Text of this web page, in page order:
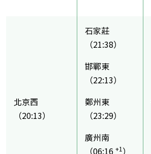
北京西
（20:13）
石家莊
（21:38）
邯鄲東
（22:13）
鄭州東
（23:29）
廣州南
（06:16 +1 ）